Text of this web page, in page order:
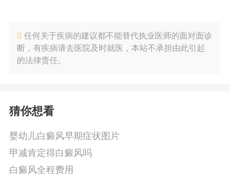
任何关于疾病的建议都不能替代执业医师的面对面诊
断，有疾病请去医院及时就医，本站不承担由此引起
的法律责任。
猜你想看
婴幼儿白癜风早期症状图片
甲减肯定得白癜风吗
白癜风全程费用